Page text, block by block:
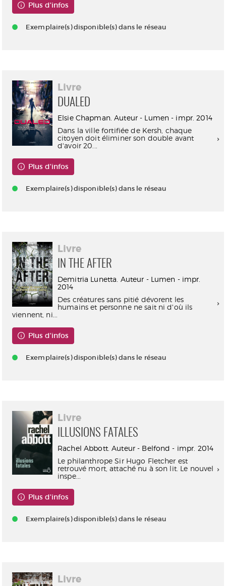
Plus d'infos
Exemplaire(s) disponible(s) dans le réseau
Livre
DUALED
Elsie Chapman. Auteur - Lumen - impr. 2014
Dans la ville fortifiée de Kersh, chaque
citoyen doit éliminer son double avant
d'avoir 20...
Plus d'infos
Exemplaire(s) disponible(s) dans le réseau
Livre
IN THE AFTER
Demitria Lunetta. Auteur - Lumen - impr.
2014
Des créatures sans pitié dévorent les
humains et personne ne sait ni d'où ils
viennent, ni...
Plus d'infos
Exemplaire(s) disponible(s) dans le réseau
Livre
ILLUSIONS FATALES
Rachel Abbott. Auteur - Belfond - impr. 2014
Le philanthrope Sir Hugo Fletcher est
retrouvé mort, attaché nu à son lit. Le nouvel
inspe...
Plus d'infos
Exemplaire(s) disponible(s) dans le réseau
Livre